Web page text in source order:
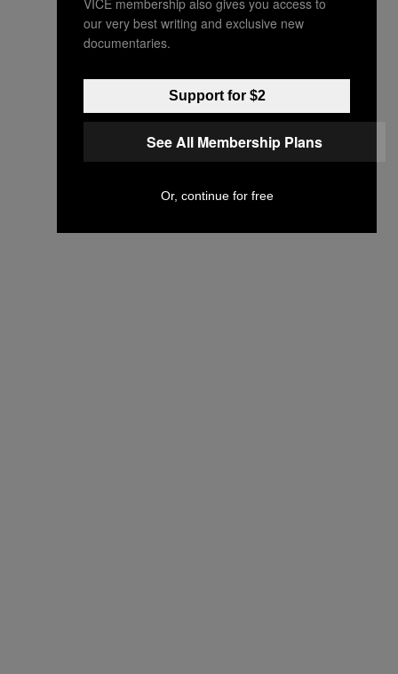
our very best writing and exclusive new
documentaries.
Support for $2
See All Membership Plans
Or, continue for free